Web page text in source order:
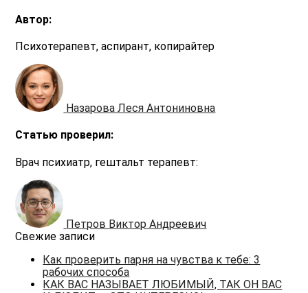
Автор:
Психотерапевт, аспирант, копирайтер
Назарова Леся Антониновна
Статью проверил:
Врач психиатр, гештальт терапевт:
Петров Виктор Андреевич
Свежие записи
Как проверить парня на чувства к тебе: 3
рабочих способа
КАК ВАС НАЗЫВАЕТ ЛЮБИМЫЙ, ТАК ОН ВАС